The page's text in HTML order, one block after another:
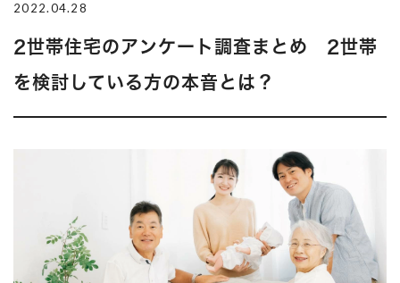
2022.04.28
2世帯住宅のアンケート調査まとめ 2世帯
を検討している方の本音とは？